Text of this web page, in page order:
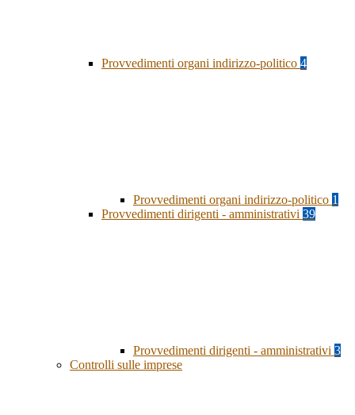
Provvedimenti organi indirizzo-politico 4
Provvedimenti organi indirizzo-politico 1
Provvedimenti dirigenti - amministrativi 39
Provvedimenti dirigenti - amministrativi 3
Controlli sulle imprese